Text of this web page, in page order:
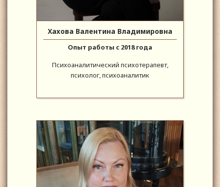
Хахова Валентина Владимировна
Опыт работы с 2018 года
Психоаналитический психотерапевт,
психолог, психоаналитик